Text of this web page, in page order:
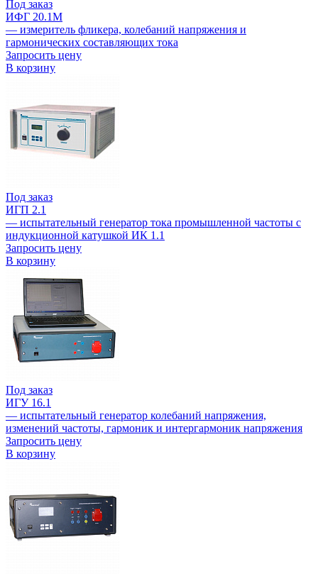
Под заказ
ИФГ 20.1М
— измеритель фликера, колебаний напряжения и
гармонических составляющих тока
Запросить цену
В корзину
Под заказ
ИГП 2.1
— испытательный генератор тока промышленной частоты с
индукционной катушкой ИК 1.1
Запросить цену
В корзину
Под заказ
ИГУ 16.1
— испытательный генератор колебаний напряжения,
изменений частоты, гармоник и интергармоник напряжения
Запросить цену
В корзину